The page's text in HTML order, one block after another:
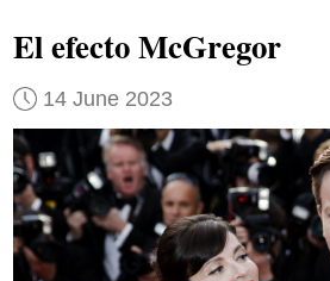
El efecto McGregor
14 June 2023